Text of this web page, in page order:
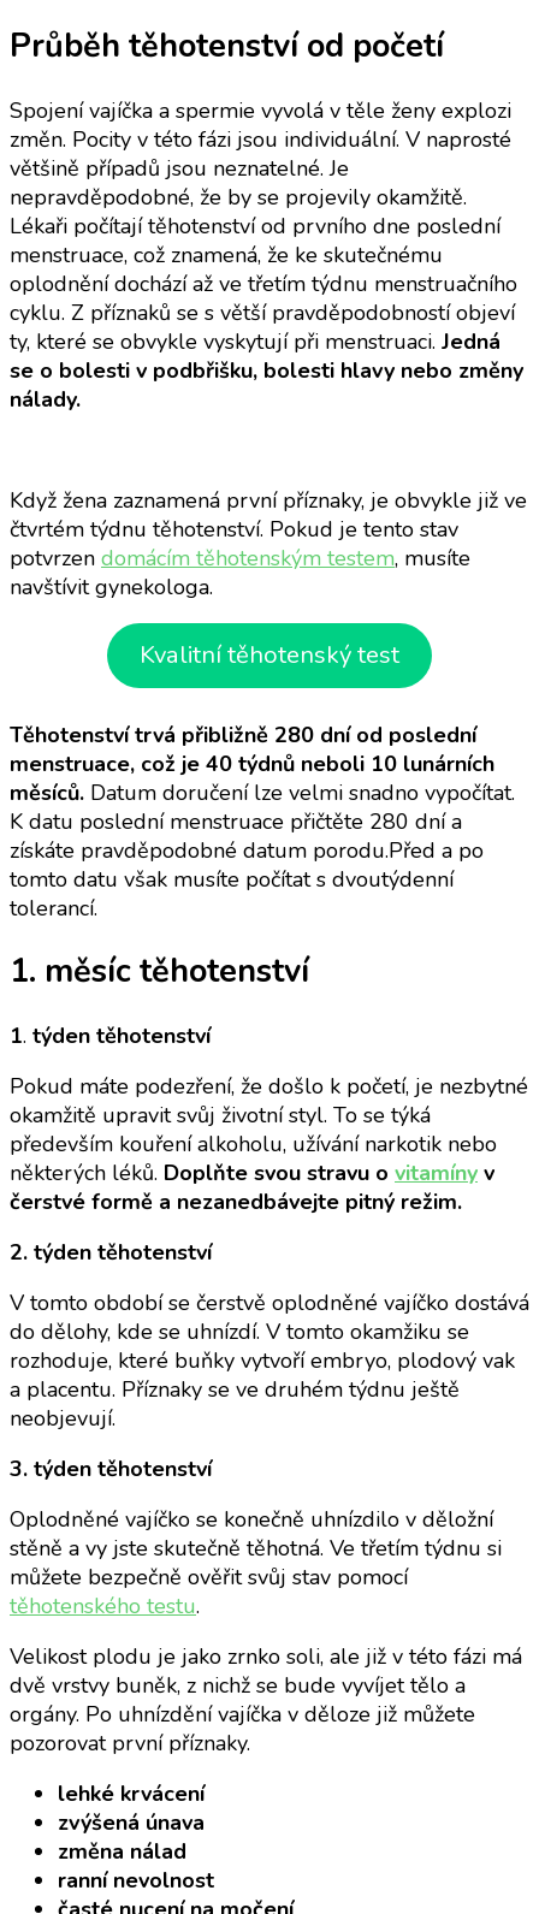
Průběh těhotenství od početí
Spojení vajíčka a spermie vyvolá v těle ženy explozi
změn. Pocity v této fázi jsou individuální. V naprosté
většině případů jsou neznatelné. Je
nepravděpodobné, že by se projevily okamžitě.
Lékaři počítají těhotenství od prvního dne poslední
menstruace, což znamená, že ke skutečnému
oplodnění dochází až ve třetím týdnu menstruačního
cyklu. Z příznaků se s větší pravděpodobností objeví
ty, které se obvykle vyskytují při menstruaci. Jedná
se o bolesti v podbřišku, bolesti hlavy nebo změny
nálady.
Když žena zaznamená první příznaky, je obvykle již ve
čtvrtém týdnu těhotenství. Pokud je tento stav
potvrzen domácím těhotenským testem, musíte
navštívit gynekologa.
Kvalitní těhotenský test
Těhotenství trvá přibližně 280 dní od poslední
menstruace, což je 40 týdnů neboli 10 lunárních
měsíců. Datum doručení lze velmi snadno vypočítat.
K datu poslední menstruace přičtěte 280 dní a
získáte pravděpodobné datum porodu.Před a po
tomto datu však musíte počítat s dvoutýdenní
tolerancí.
1. měsíc těhotenství
1. týden těhotenství
Pokud máte podezření, že došlo k početí, je nezbytné
okamžitě upravit svůj životní styl. To se týká
především kouření alkoholu, užívání narkotik nebo
některých léků. Doplňte svou stravu o vitamíny v
čerstvé formě a nezanedbávejte pitný režim.
2. týden těhotenství
V tomto období se čerstvě oplodněné vajíčko dostává
do dělohy, kde se uhnízdí. V tomto okamžiku se
rozhoduje, které buňky vytvoří embryo, plodový vak
a placentu. Příznaky se ve druhém týdnu ještě
neobjevují.
3. týden těhotenství
Oplodněné vajíčko se konečně uhnízdilo v děložní
stěně a vy jste skutečně těhotná. Ve třetím týdnu si
můžete bezpečně ověřit svůj stav pomocí
těhotenského testu.
Velikost plodu je jako zrnko soli, ale již v této fázi má
dvě vrstvy buněk, z nichž se bude vyvíjet tělo a
orgány. Po uhnízdění vajíčka v děloze již můžete
pozorovat první příznaky.
lehké krvácení
zvýšená únava
změna nálad
ranní nevolnost